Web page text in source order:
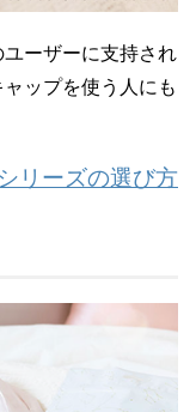
ユーザーに支持され
ップを使う人にも
リーズの選び方